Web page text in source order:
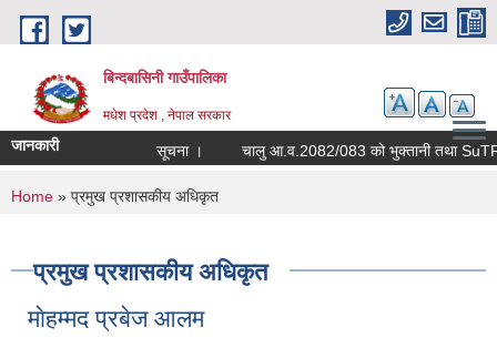
Skip to main content
बिन्दबासिनी गाउँपालिका
मधेश प्रदेश , नेपाल सरकार
जानकारी सूचना ।
You are here
Home » प्रमुख प्रशासकीय अधिकृत
प्रमुख प्रशासकीय अधिकृत
माेहम्मद प्रबेज आलम